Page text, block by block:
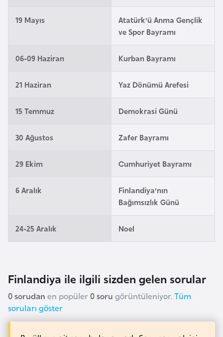
19 Mayıs
Atatürk'ü Anma Gençlik
ve Spor Bayramı
06-09 Haziran Kurban Bayramı
21 Haziran Yaz Dönümü Arefesi
15 Temmuz Demokrasi Günü
30 Ağustos Zafer Bayramı
29 Ekim Cumhuriyet Bayramı
6 Aralık
Finlandiya'nın
Bağımsızlık Günü
24-25 Aralık Noel
Finlandiya ile ilgili sizden gelen sorular
0 sorudan en popüler0 soru görüntüleniyor.Tüm
soruları göster
a
ş
B
l
r
s
B
ç
i
B
e